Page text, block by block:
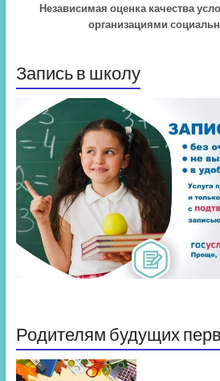
Независимая оценка качества
организациями
Запись в школу
Родителям будущих